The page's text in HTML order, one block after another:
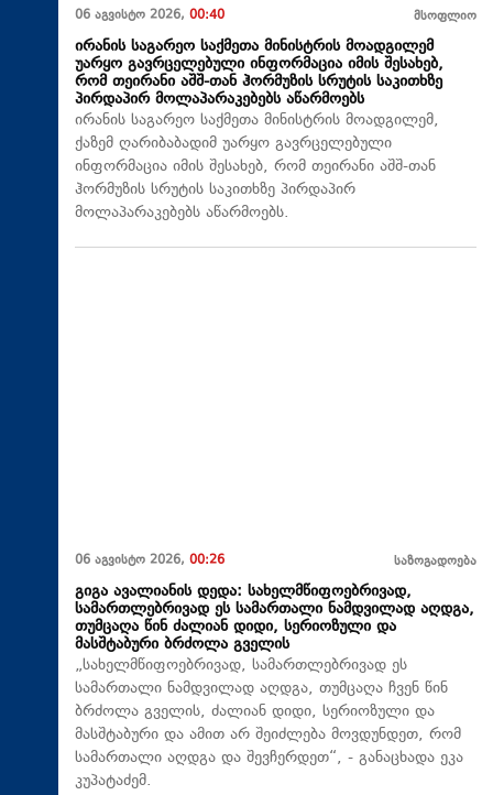
06 აგვისტო 2026, 00:40 მსოფლიო
ირანის საგარეო საქმეთა მინისტრის მოადგილემ
უარყო გავრცელებული ინფორმაცია იმის შესახებ,
რომ თეირანი აშშ-თან ჰორმუზის სრუტის საკითხზე
პირდაპირ მოლაპარაკებებს აწარმოებს
ირანის საგარეო საქმეთა მინისტრის მოადგილემ,
ქაზემ ღარიბაბადიმ უარყო გავრცელებული
ინფორმაცია იმის შესახებ, რომ თეირანი აშშ-თან
ჰორმუზის სრუტის საკითხზე პირდაპირ
მოლაპარაკებებს აწარმოებს.
06 აგვისტო 2026, 00:26 საზოგადოება
გიგა ავალიანის დედა: სახელმწიფოებრივად,
სამართლებრივად ეს სამართალი ნამდვილად აღდგა,
თუმცაღა წინ ძალიან დიდი, სერიოზული და
მასშტაბური ბრძოლა გველის
„სახელმწიფოებრივად, სამართლებრივად ეს
სამართალი ნამდვილად აღდგა, თუმცაღა ჩვენ წინ
ბრძოლა გველის, ძალიან დიდი, სერიოზული და
მასშტაბური და ამით არ შეიძლება მოვდუნდეთ, რომ
სამართალი აღდგა და შევჩერდეთ“, - განაცხადა ეკა
კუპატაძემ.